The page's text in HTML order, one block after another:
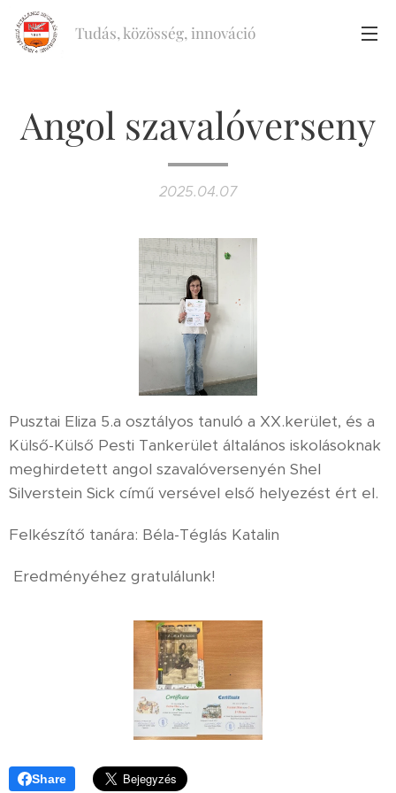
Tudás, közösség, innováció
Angol szavalóverseny
2025.04.07
Pusztai Eliza 5.a osztályos tanuló a XX.kerület, és a
Külső-Külső Pesti Tankerület általános iskolásoknak
meghirdetett angol szavalóversenyén Shel
Silverstein Sick című versével első helyezést ért el.
Felkészítő tanára: Béla-Téglás Katalin
Eredményéhez gratulálunk!
Share